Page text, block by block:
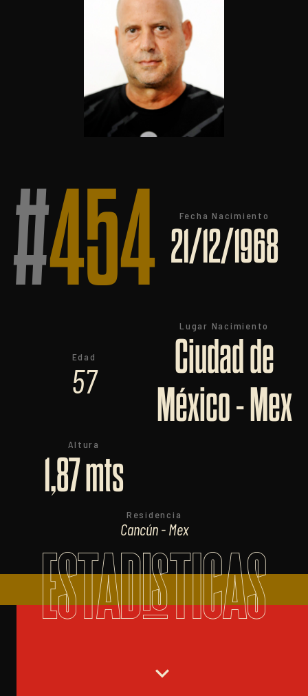
#454 Fecha Nacimiento
21/12/1968
Edad
57
Lugar Nacimiento
Ciudad de
México - Mex
Altura
1,87 mts
Residencia
Cancún - Mex
ESTADISTICAS
expand_more